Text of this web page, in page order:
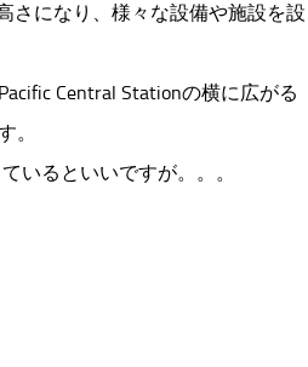
さになり、様々な設備や施設を設
Central Stationの横に広がる
。
いるといいですが。。。